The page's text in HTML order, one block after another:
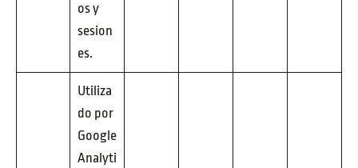
os y
sesion
es.
Utiliza
do por
Google
Analyti